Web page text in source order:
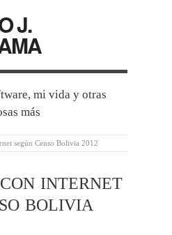
J.
mi vida y otras
más
según Censo Bolivia 2012
INTERNET
BOLIVIA